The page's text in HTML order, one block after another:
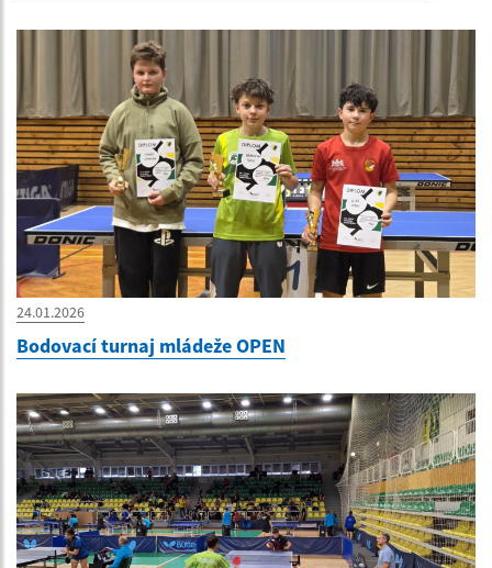
24.01.2026
Bodovací turnaj mládeže OPEN